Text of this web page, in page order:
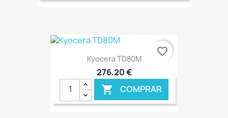
€ ONLINE
Kyocera TD80M
276,20 €
 COMPRAR
favorite_border